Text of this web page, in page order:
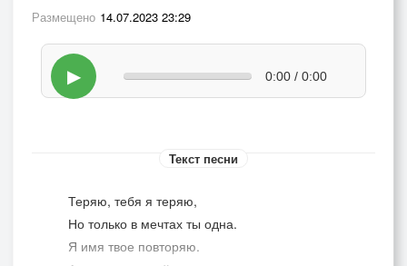
Размещено 14.07.2023 23:29
▶ 0:00 / 0:00
Текст песни
Теряю, тебя я теряю,
Но только в мечтах ты одна.
Я имя твое повторяю.